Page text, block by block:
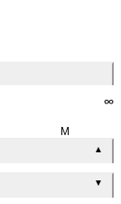
∞
M
▲
▼